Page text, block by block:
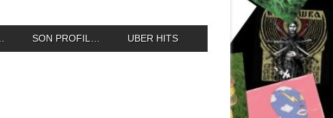
SON PROFIL… UBER HITS